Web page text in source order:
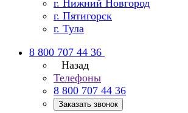
г. Нижний Новгород
г. Пятигорск
г. Тула
8 800 707 44 36
Назад
Телефоны
8 800 707 44 36
Заказать звонок